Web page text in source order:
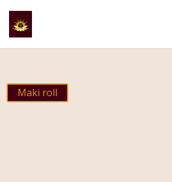
Maki roll